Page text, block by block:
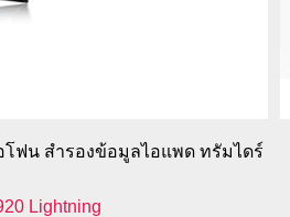
ฟน สำรองข้อมูลไอแพด ทรัมไดร์
Lightning